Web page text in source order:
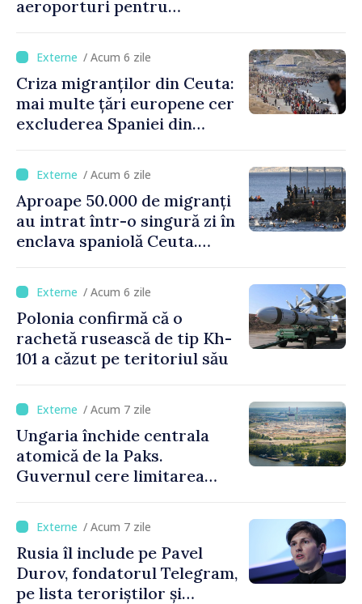
aeroporturi pentru
crizei migranților din Ceuta
/ Acum 6 zile
Criza migranților din Ceuta:
mai multe țări europene cer
excluderea Spaniei din
/ Acum 6 zile
Aproape 50.000 de migranți
au intrat într-o singură zi în
enclava spaniolă Ceuta.
Schengen cu Spania
/ Acum 6 zile
Polonia confirmă că o
rachetă rusească de tip Kh-
101 a căzut pe teritoriul său
/ Acum 7 zile
Ungaria închide centrala
atomică de la Paks.
Guvernul cere limitarea
/ Acum 7 zile
Rusia îl include pe Pavel
Durov, fondatorul Telegram,
pe lista teroriștilor și